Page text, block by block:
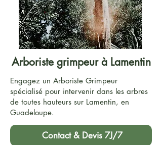
Arboriste grimpeur à Lamentin
Engagez un Arboriste Grimpeur
spécialisé pour intervenir dans les arbres
de toutes hauteurs sur Lamentin, en
Guadeloupe.
Contact & Devis 7J/7